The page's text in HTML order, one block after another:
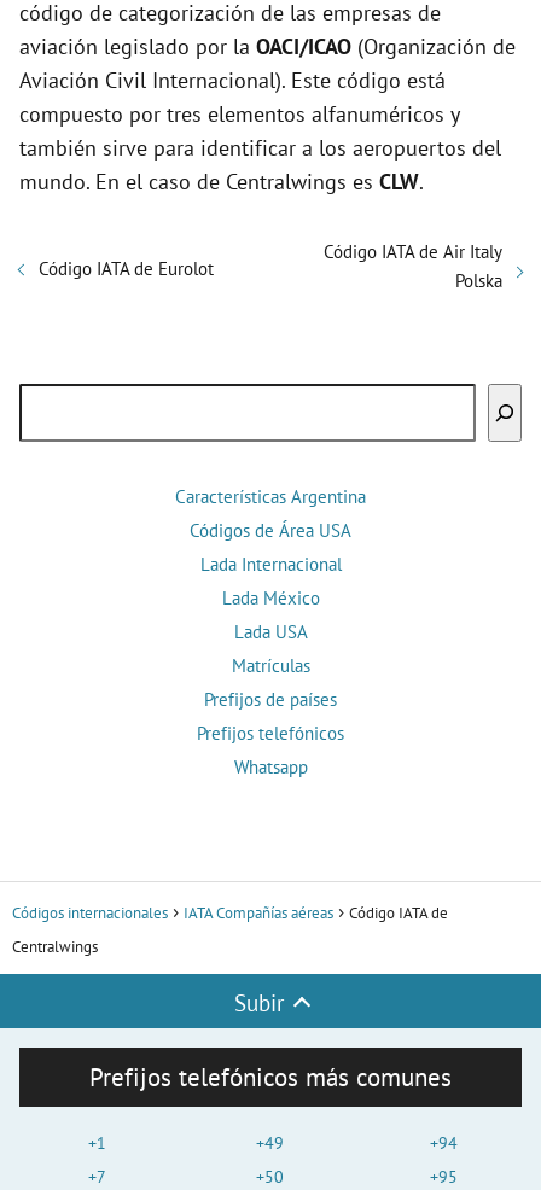
código de categorización de las empresas de
aviación legislado por la OACI/ICAO (Organización de
Aviación Civil Internacional). Este código está
compuesto por tres elementos alfanuméricos y
también sirve para identificar a los aeropuertos del
mundo. En el caso de Centralwings es CLW.
Código IATA de Eurolot
Código IATA de Air Italy
Polska
Características Argentina
Códigos de Área USA
Lada Internacional
Lada México
Lada USA
Matrículas
Prefijos de países
Prefijos telefónicos
Whatsapp
Códigos internacionales IATA Compañías aéreas
Código IATA de
Centralwings
Subir
Prefijos telefónicos más comunes
+1
+7
+49
+50
+94
+95